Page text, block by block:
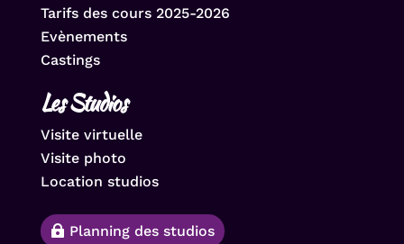
Tarifs des cours 2025-2026
Evènements
Castings
Les Studios
Visite virtuelle
Visite photo
Location studios
Planning des studios